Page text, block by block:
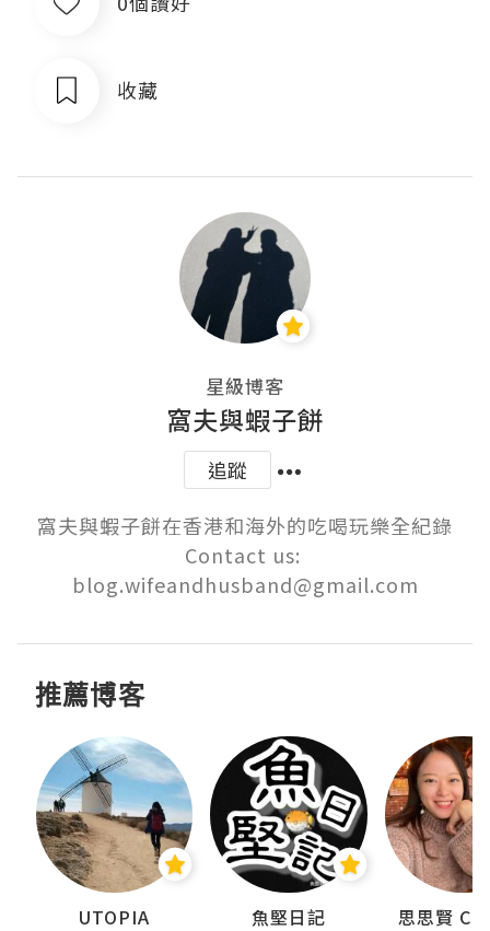
收藏
星級博客
窩夫與蝦子餅
追蹤
窩夫與蝦子餅在香港和海外的吃喝玩樂全紀錄
Contact us:
blog.wifeandhusband@gmail.com
推薦博客
UTOPIA 魚堅日記